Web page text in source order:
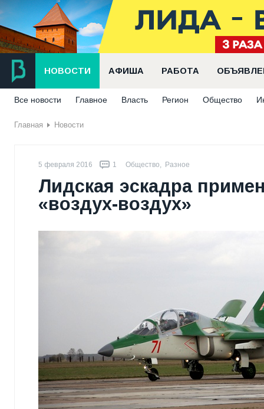
НОВОСТИ АФИША РАБОТА
Все новости Главное Власть Регион Общество
Главная Новости
5 февраля 2016 1 Общество, Разное
Лидская эскадра
«воздух-воздух»